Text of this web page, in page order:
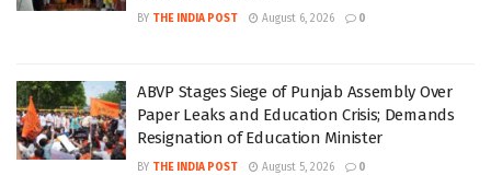
BY THE INDIA POST August 6, 2026 0
ABVP Stages Siege of Punjab Assembly Over
Paper Leaks and Education Crisis; Demands
Resignation of Education Minister
BY THE INDIA POST August 5, 2026 0